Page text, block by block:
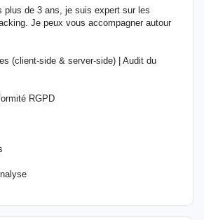
plus de 3 ans, je suis expert sur les
Je peux vous accompagner autour
(client-side & server-side) | Audit du
RGPD